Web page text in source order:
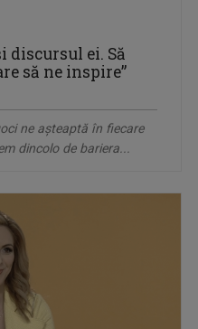
discursul ei. Să
să ne inspire”
ne aşteaptă în fiecare
dincolo de bariera...